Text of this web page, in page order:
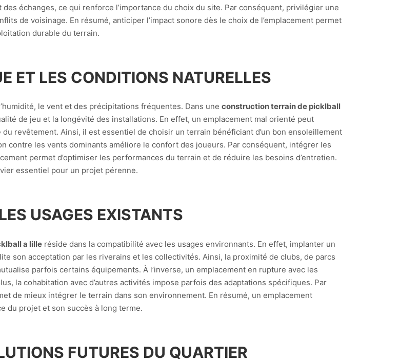
échanges, ce qui renforce l’importance du choix du site. Par conséquent, privilégier une
de voisinage. En résumé, anticiper l’impact sonore dès le choix de l’emplacement permet
durable du terrain.
ET LES CONDITIONS NATURELLES
le vent et des précipitations fréquentes. Dans une construction terrain de picklball
de jeu et la longévité des installations. En effet, un emplacement mal orienté peut
du revêtement. Ainsi, il est essentiel de choisir un terrain bénéficiant d’un bon ensoleillement
contre les vents dominants améliore le confort des joueurs. Par conséquent, intégrer les
permet d’optimiser les performances du terrain et de réduire les besoins d’entretien.
essentiel pour un projet pérenne.
USAGES EXISTANTS
a lille réside dans la compatibilité avec les usages environnants. En effet, implanter un
son acceptation par les riverains et les collectivités. Ainsi, la proximité de clubs, de parcs
parfois certains équipements. À l’inverse, un emplacement en rupture avec les
la cohabitation avec d’autres activités impose parfois des adaptations spécifiques. Par
de mieux intégrer le terrain dans son environnement. En résumé, un emplacement
du projet et son succès à long terme.
FUTURES DU QUARTIER